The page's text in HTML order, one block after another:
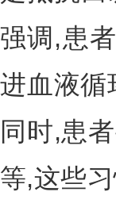
强调,患
进血液循
同时,患
等,这些